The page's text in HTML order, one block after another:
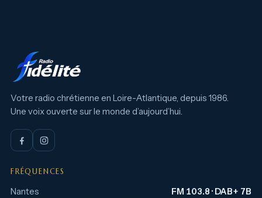
Votre radio chrétienne en Loire-Atlantique, depuis 1986.
Une voix ouverte sur le monde d’aujourd’hui.
FRÉQUENCES
Nantes FM 103.8 · DAB+ 7B